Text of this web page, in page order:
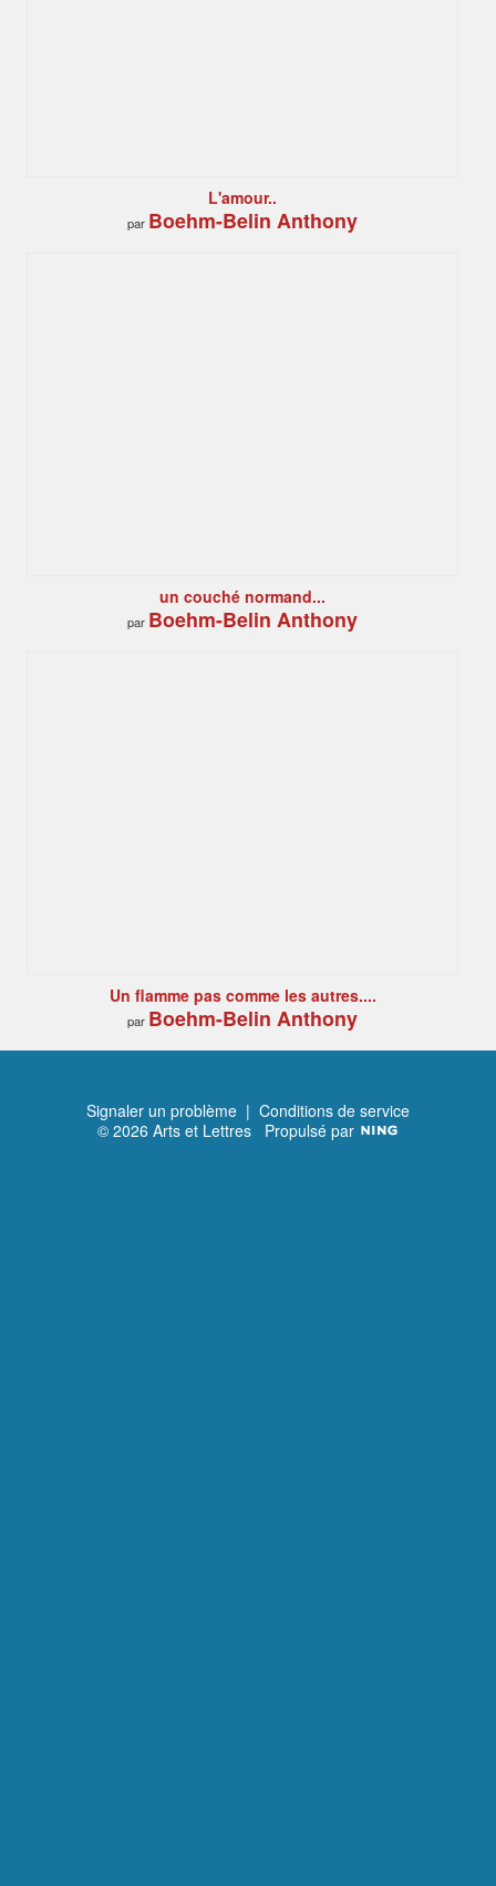
L'amour..
par Boehm-Belin Anthony
un couché normand...
par Boehm-Belin Anthony
Un flamme pas comme les autres....
par Boehm-Belin Anthony
Signaler un problème | Conditions de service
© 2026 Arts et Lettres Propulsé par